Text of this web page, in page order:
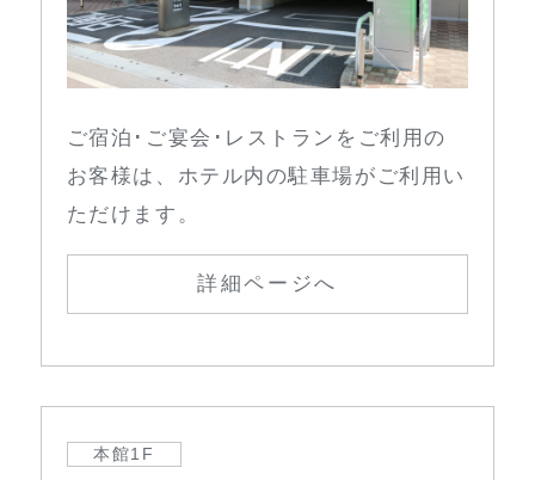
ご宿泊･ご宴会･レストランをご利用の
お客様は、ホテル内の駐車場がご利用い
ただけます。
詳細ページへ
本館1F